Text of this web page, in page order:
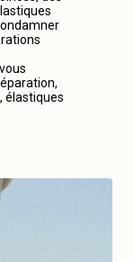
élastiques